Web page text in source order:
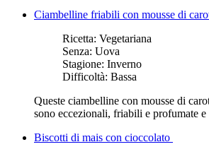
Ciambelline friabili con mousse di
Ricetta: Vegetariana
Senza: Uova
Stagione: Inverno
Difficoltà: Bassa
Queste ciambelline con mousse di
sono eccezionali, friabili e profumate e
Biscotti di mais con cioccolato